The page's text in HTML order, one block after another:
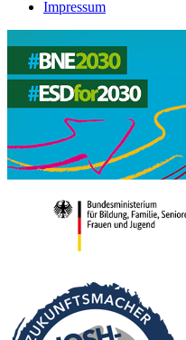
Impressum